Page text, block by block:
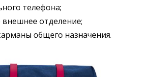
телефона;
отделение;
общего назначения.